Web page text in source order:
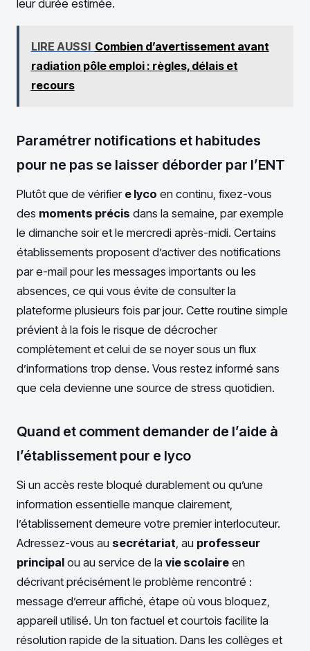
leur durée estimée.
LIRE AUSSI Combien d’avertissement avant
radiation pôle emploi : règles, délais et
recours
Paramétrer notifications et habitudes
pour ne pas se laisser déborder par l’ENT
Plutôt que de vérifier e lyco en continu, fixez-vous
des moments précis dans la semaine, par exemple
le dimanche soir et le mercredi après-midi. Certains
établissements proposent d’activer des notifications
par e-mail pour les messages importants ou les
absences, ce qui vous évite de consulter la
plateforme plusieurs fois par jour. Cette routine simple
prévient à la fois le risque de décrocher
complètement et celui de se noyer sous un flux
d’informations trop dense. Vous restez informé sans
que cela devienne une source de stress quotidien.
Quand et comment demander de l’aide à
l’établissement pour e lyco
Si un accès reste bloqué durablement ou qu’une
information essentielle manque clairement,
l’établissement demeure votre premier interlocuteur.
Adressez-vous au secrétariat , au professeur
principal ou au service de la vie scolaire en
décrivant précisément le problème rencontré :
message d’erreur affiché, étape où vous bloquez,
appareil utilisé. Un ton factuel et courtois facilite la
résolution rapide de la situation. Dans les collèges et